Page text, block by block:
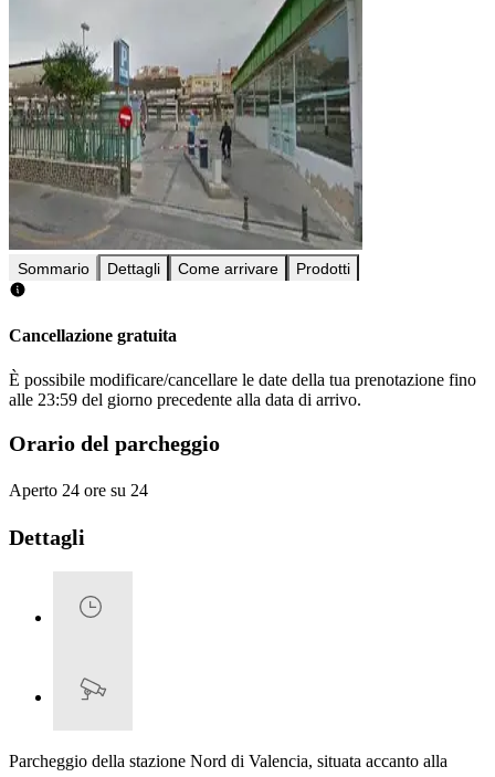
Sommario Dettagli Come arrivare Prodotti
Cancellazione gratuita
È possibile modificare/cancellare le date della tua prenotazione fino
alle 23:59 del giorno precedente alla data di arrivo.
Orario del parcheggio
Aperto 24 ore su 24
Dettagli
Parcheggio della stazione Nord di Valencia, situata accanto alla